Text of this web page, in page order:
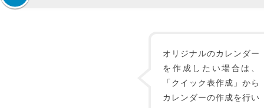
オリジナルのカレンダー
を作成したい場合は、
「クイック表作成」から
カレンダーの作成を行い